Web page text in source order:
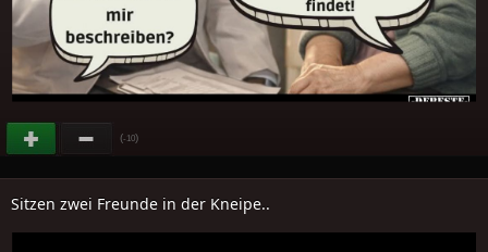
(-10)
Sitzen zwei Freunde in der Kneipe..